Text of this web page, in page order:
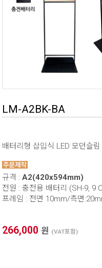
* 본 이미지는
LM-A2BK-BA
배터리형 삽입식 LED 모던슬
규격 : A2(420x594mm)
전원 : 충전용 배터리 (SH-9, 9
프레임 : 전면 10mm/측면
266,000 원 (VAT포함)